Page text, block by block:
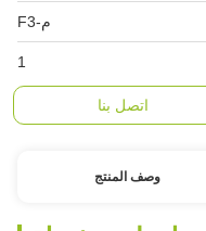
م-F3
1
اتصل بنا
وصف المنتج